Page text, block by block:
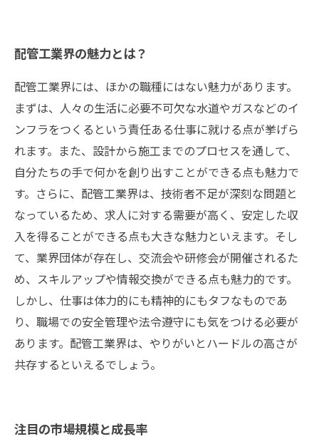
配管工業界の魅力とは？
配管工業界には、ほかの職種にはない魅力があります。
まずは、人々の生活に必要不可欠な水道やガスなどのイ
ンフラをつくるという責任ある仕事に就ける点が挙げら
れます。また、設計から施工までのプロセスを通して、
自分たちの手で何かを創り出すことができる点も魅力で
す。さらに、配管工業界は、技術者不足が深刻な問題と
なっているため、求人に対する需要が高く、安定した収
入を得ることができる点も大きな魅力といえます。そし
て、業界団体が存在し、交流会や研修会が開催されるた
め、スキルアップや情報交換ができる点も魅力的です。
しかし、仕事は体力的にも精神的にもタフなものであ
り、職場での安全管理や法令遵守にも気をつける必要が
あります。配管工業界は、やりがいとハードルの高さが
共存するといえるでしょう。
注目の市場規模と成長率